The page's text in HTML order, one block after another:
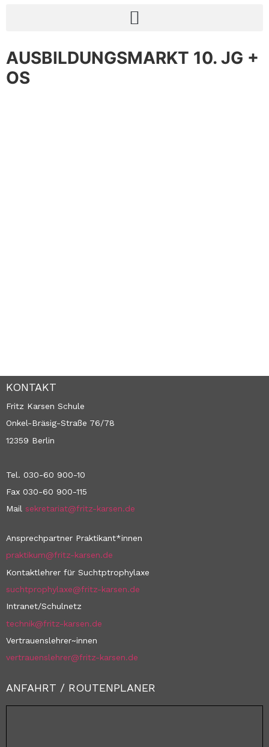
AUSBILDUNGSMARKT 10. JG +
OS
KONTAKT
Fritz Karsen Schule
Onkel-Bräsig-Straße 76/78
12359 Berlin
Tel. 030-60 900-10
Fax 030-60 900-115
Mail sekretariat@fritz-karsen.de
Ansprechpartner Praktikant*innen
praktikum@fritz-karsen.de
Kontaktlehrer für Suchtptrophylaxe
suchtprophylaxe@fritz-karsen.de
Intranet/Schulnetz
technik@fritz-karsen.de
Vertrauenslehrer~innen
vertrauenslehrer@fritz-karsen.de
ANFAHRT / ROUTENPLANER